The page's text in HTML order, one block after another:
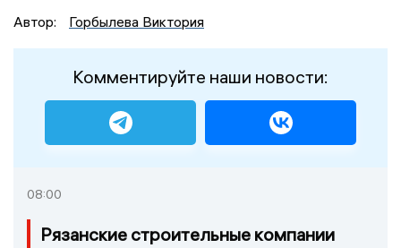
Автор:
Горбылева Виктория
Комментируйте наши новости:
08:00
Рязанские строительные компании